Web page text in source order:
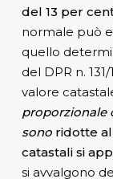
del 13 per
normale può
quello
del DPR n.
valore
proporzionale
sonoridotte
catastali si
si avvalgono